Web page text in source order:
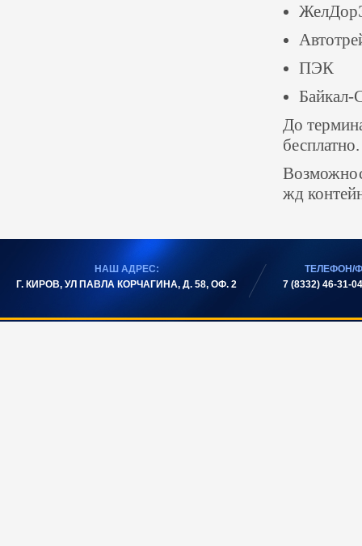
ПЭК
Байкал-
До
бесплатно.
жд
НАШ АДРЕС:
Г. КИРОВ, УЛ ПАВЛА КОРЧАГИНА, Д. 58, ОФ. 2
ТЕЛЕФОН/
7 (8332) 46-31-